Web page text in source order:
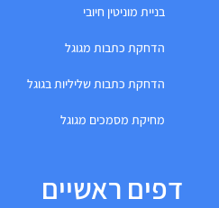
בניית מוניטין חיובי
הדחקת כתבות מגוגל
הדחקת כתבות שליליות בגוגל
מחיקת מסמכים מגוגל
דפים ראשיים